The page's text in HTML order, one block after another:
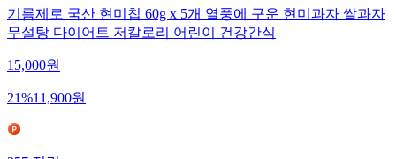
기름제로 국산 현미칩 60g x 5개 열풍에 구운 현미과자 쌀과자
무설탕 다이어트 저칼로리 어린이 건강간식
15,000원
21%11,900원